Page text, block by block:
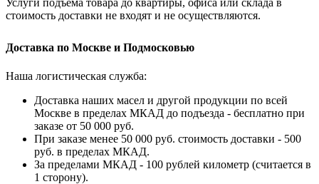
Услуги подъема товара до квартиры, офиса или склада в
стоимость доставки не входят и не осуществляются.
Доставка по Москве и Подмосковью
Наша логистическая служба:
Доставка наших масел и другой продукции по всей
Москве в пределах МКАД до подъезда - бесплатно при
заказе от 50 000 руб.
При заказе менее 50 000 руб. стоимость доставки - 500
руб. в пределах МКАД.
За пределами МКАД - 100 рублей километр (считается в
1 сторону).